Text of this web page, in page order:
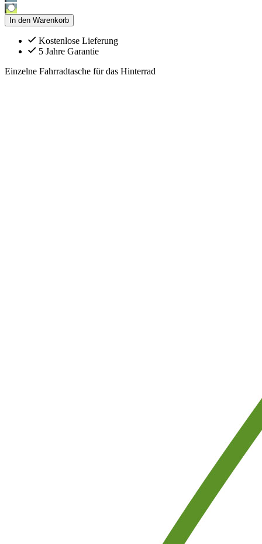
In den Warenkorb
Kostenlose Lieferung
5 Jahre Garantie
Einzelne Fahrradtasche für das Hinterrad